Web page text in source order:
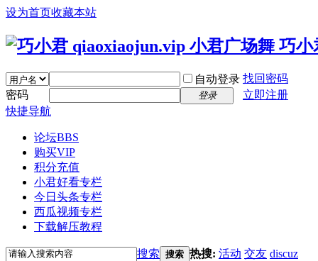
设为首页收藏本站
自动登录 找回密码
密码
登录
立即注册
快捷导航
论坛BBS
购买VIP
积分充值
小君好看专栏
今日头条专栏
西瓜视频专栏
下载解压教程
搜索 搜索 热搜: 活动 交友 discuz